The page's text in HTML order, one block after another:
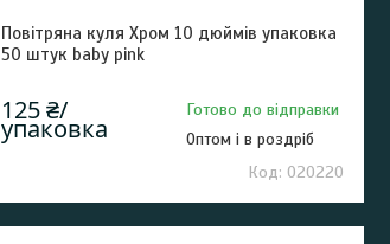
Повітряна куля Хром 10 дюймів упаковка
50 штук baby pink
125 ₴/
упаковка
Готово до відправки
Оптом і в роздріб
020220